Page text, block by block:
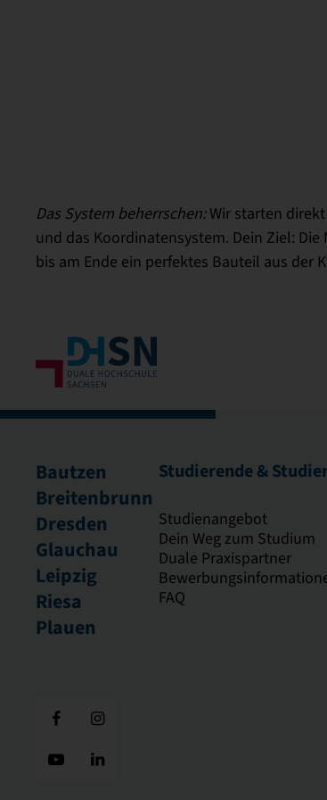
Das System beherrschen:Wir starten
und das Koordinatensystem. Dein Ziel:
bis am Ende ein perfektes Bauteil aus der
Bautzen
Breitenbrunn
Dresden
Glauchau
Leipzig
Riesa
Plauen
Studierende &
Studienangebot
Dein Weg zum Studium
Duale Praxispartner
FAQ